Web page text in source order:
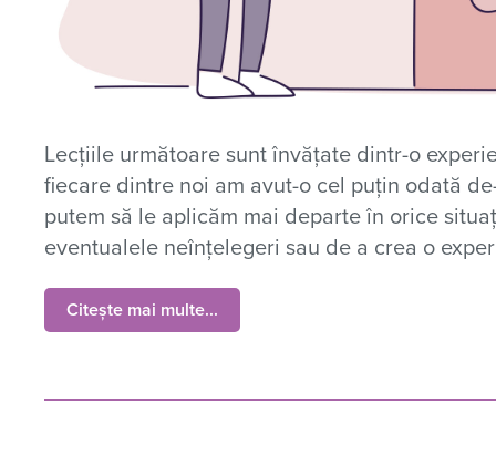
Lecțiile următoare sunt învățate dintr-o
fiecare dintre noi am avut-o cel puțin odată
putem să le aplicăm mai departe în orice
eventualele neînțelegeri sau de a crea o
Citește mai multe...